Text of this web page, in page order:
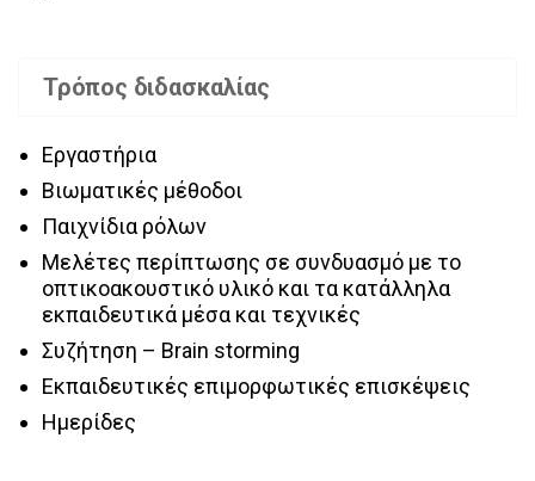
Τρόπος διδασκαλίας
Εργαστήρια
Βιωματικές μέθοδοι
Παιχνίδια ρόλων
Μελέτες περίπτωσης σε συνδυασμό με το
οπτικοακουστικό υλικό και τα κατάλληλα
εκπαιδευτικά μέσα και τεχνικές
Συζήτηση – Brain storming
Εκπαιδευτικές επιμορφωτικές επισκέψεις
Ημερίδες